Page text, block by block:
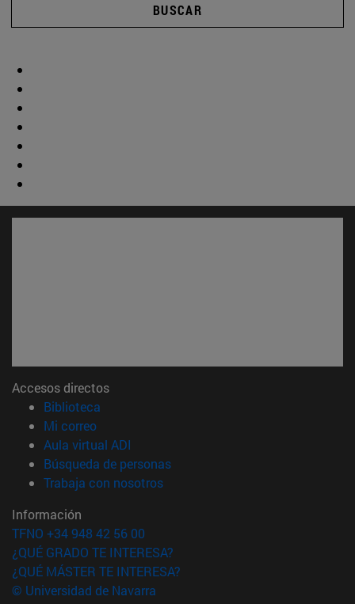
BUSCAR
Accesos directos
Biblioteca
Mi correo(abre en nueva ventana)
Aula virtual ADI
Búsqueda de personas(abre en nueva ventana)
Trabaja con nosotros(abre en nueva ventana)
Información
TFNO +34 948 42 56 00
¿QUÉ GRADO TE INTERESA?
¿QUÉ MÁSTER TE INTERESA?
© Universidad de Navarra